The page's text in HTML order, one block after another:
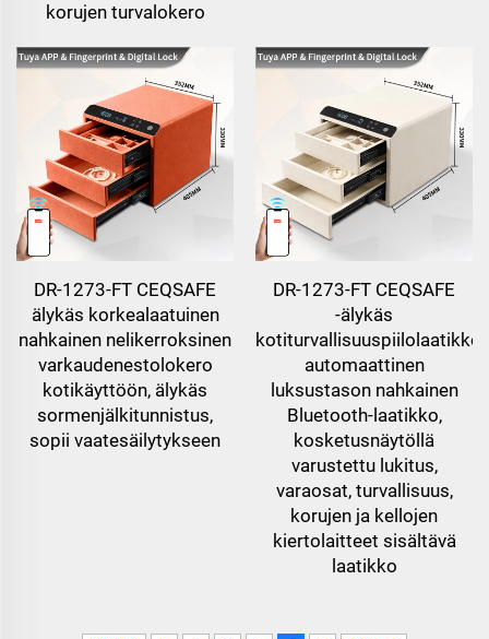
korujen turvalokero
DR-1273-FT CEQSAFE
älykäs korkealaatuinen
nahkainen nelikerroksinen
varkaudenestolokero
kotikäyttöön, älykäs
sormenjälkitunnistus,
sopii vaatesäilytykseen
DR-1273-FT CEQSAFE
-älykäs
kotiturvallisuuspiilolaatikko,
automaattinen
luksustason nahkainen
Bluetooth-laatikko,
kosketusnäytöllä
varustettu lukitus,
varaosat, turvallisuus,
korujen ja kellojen
kiertolaitteet sisältävä
laatikko